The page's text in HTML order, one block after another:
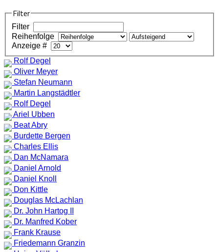
Filter
Filter
Reihenfolge
Anzeige #
Rolf Degel
Oliver Meyer
Stefan Neumann
Martin Langstädtler
Rolf Degel
Ariel Ubben
Beat Abry
Burdette Bergen
Charles Ellis
Dan McNamara
Daniel Arnold
Daniel Knoll
Don Kittle
Douglas McLachlan
Dr. John Hartog II
Dr. Manfred Kober
Frank Krause
Friedemann Granzin